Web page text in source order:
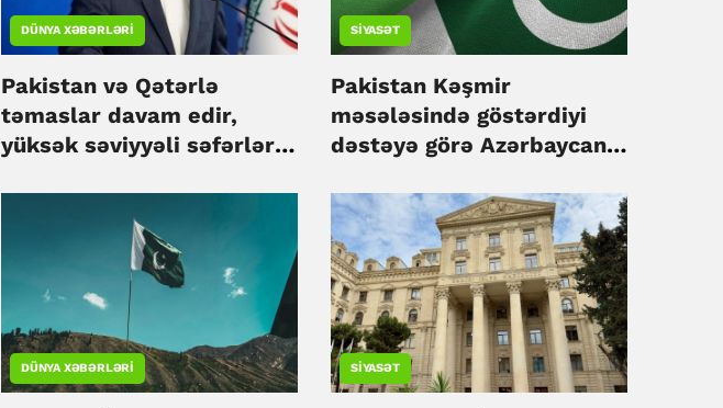
DÜNYA XƏBƏRLƏRI
Pakistan və Qətərlə
təmaslar davam edir,
yüksək səviyyəli səfərlər
SIYASƏT
Pakistan Kəşmir
məsələsində göstərdiyi
dəstəyə görə Azərbaycana
DÜNYA XƏBƏRLƏRI SIYASƏT